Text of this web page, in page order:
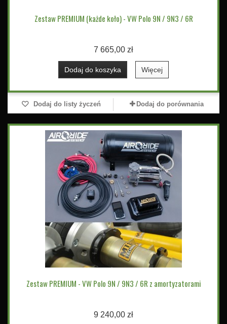
Zestaw PREMIUM (każde koło) - VW Polo 9N / 9N3 / 6R
7 665,00 zł
Dodaj do koszyka Więcej
Dodaj do listy życzeń Dodaj do porównania
Zestaw PREMIUM - VW Polo 9N / 9N3 / 6R z amortyzatorami
9 240,00 zł